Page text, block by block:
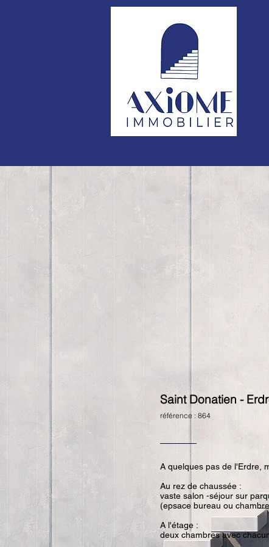
Saint Donatien -
référence : 864
A quelques pas de l'Erdre,
Au rez de chaussée :
vaste salon -séjour sur
(epsace bureau ou
A l'étage :
deux chambres avec